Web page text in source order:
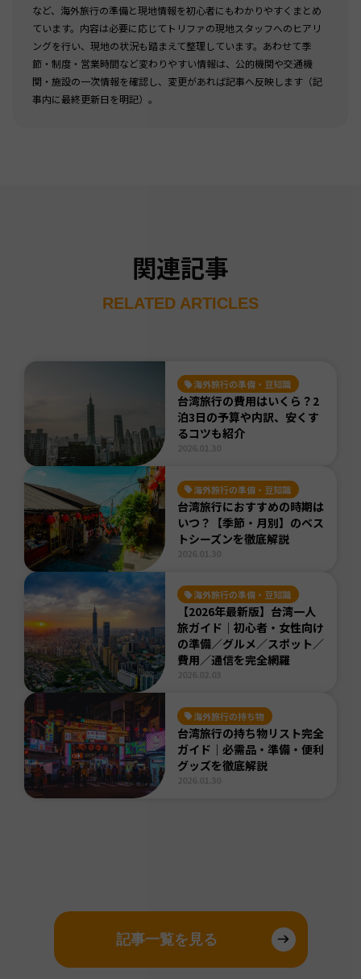
など、海外旅行の準備と現地情報を初心者にもわかりやすくまとめ
ています。内容は必要に応じてトリファの現地スタッフへのヒアリ
ングを行い、現地の状況も踏まえて整理しています。あわせて季
節・制度・営業時間など変わりやすい情報は、公的機関や交通機
関・施設の一次情報を確認し、変更があれば記事へ反映します（記
事内に最終更新日を明記）。
関連記事
RELATED ARTICLES
海外旅行の準備・豆知識
台湾旅行の費用はいくら？2
泊3日の予算や内訳、安くす
るコツも紹介
海外旅行の準備・豆知識
台湾旅行におすすめの時期は
いつ？【季節・月別】のベス
トシーズンを徹底解説
海外旅行の準備・豆知識
【2026年最新版】台湾一人
旅ガイド｜初心者・女性向け
の準備／グルメ／スポット／
費用／通信を完全網羅
海外旅行の持ち物
台湾旅行の持ち物リスト完全
ガイド｜必需品・準備・便利
グッズを徹底解説
記事一覧を見る